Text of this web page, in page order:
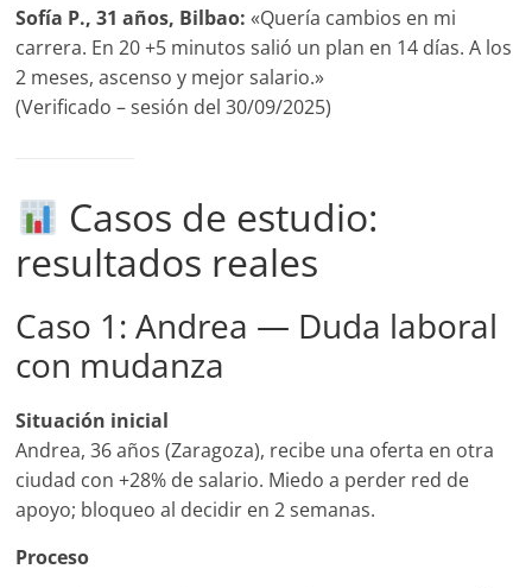
Sofía P., 31 años, Bilbao: «Quería cambios en mi
carrera. En 20 +5 minutos salió un plan en 14 días. A los
2 meses, ascenso y mejor salario.»
(Verificado – sesión del 30/09/2025)
Casos de estudio:
resultados reales
Caso 1: Andrea — Duda laboral
con mudanza
Situación inicial
Andrea, 36 años (Zaragoza), recibe una oferta en otra
ciudad con +28% de salario. Miedo a perder red de
apoyo; bloqueo al decidir en 2 semanas.
Proceso